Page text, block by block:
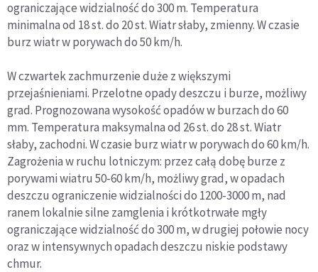
ograniczające widzialność do 300 m. Temperatura
minimalna od 18 st. do 20 st. Wiatr słaby, zmienny. W czasie
burz wiatr w porywach do 50 km/h.
W czwartek zachmurzenie duże z większymi
przejaśnieniami. Przelotne opady deszczu i burze, możliwy
grad. Prognozowana wysokość opadów w burzach do 60
mm. Temperatura maksymalna od 26 st. do 28 st. Wiatr
słaby, zachodni. W czasie burz wiatr w porywach do 60 km/h.
Zagrożenia w ruchu lotniczym: przez całą dobę burze z
porywami wiatru 50-60 km/h, możliwy grad, w opadach
deszczu ograniczenie widzialności do 1200-3000 m, nad
ranem lokalnie silne zamglenia i krótkotrwałe mgły
ograniczające widzialność do 300 m, w drugiej połowie nocy
oraz w intensywnych opadach deszczu niskie podstawy
chmur.